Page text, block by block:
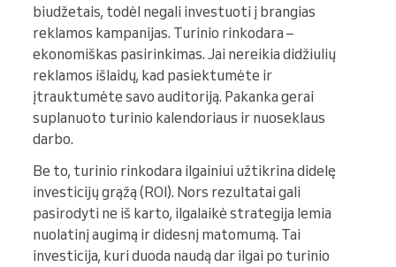
biudžetais, todėl negali investuoti į brangias
reklamos kampanijas. Turinio rinkodara –
ekonomiškas pasirinkimas. Jai nereikia didžiulių
reklamos išlaidų, kad pasiektumėte ir
įtrauktumėte savo auditoriją. Pakanka gerai
suplanuoto turinio kalendoriaus ir nuoseklaus
darbo.
Be to, turinio rinkodara ilgainiui užtikrina didelę
investicijų grąžą (ROI). Nors rezultatai gali
pasirodyti ne iš karto, ilgalaikė strategija lemia
nuolatinį augimą ir didesnį matomumą. Tai
investicija, kuri duoda naudą dar ilgai po turinio